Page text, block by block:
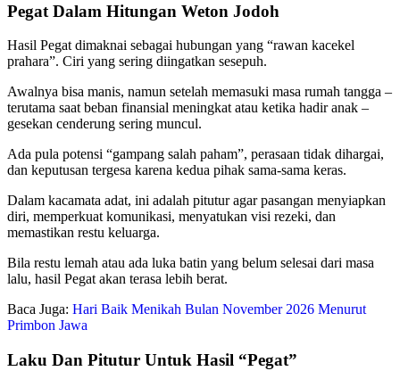
Pegat Dalam Hitungan Weton Jodoh
Hasil Pegat dimaknai sebagai hubungan yang “rawan kacekel
prahara”. Ciri yang sering diingatkan sesepuh.
Awalnya bisa manis, namun setelah memasuki masa rumah tangga –
terutama saat beban finansial meningkat atau ketika hadir anak –
gesekan cenderung sering muncul.
Ada pula potensi “gampang salah paham”, perasaan tidak dihargai,
dan keputusan tergesa karena kedua pihak sama-sama keras.
Dalam kacamata adat, ini adalah pitutur agar pasangan menyiapkan
diri, memperkuat komunikasi, menyatukan visi rezeki, dan
memastikan restu keluarga.
Bila restu lemah atau ada luka batin yang belum selesai dari masa
lalu, hasil Pegat akan terasa lebih berat.
Baca Juga: Hari Baik Menikah Bulan November 2026 Menurut
Primbon Jawa
Laku Dan Pitutur Untuk Hasil “Pegat”